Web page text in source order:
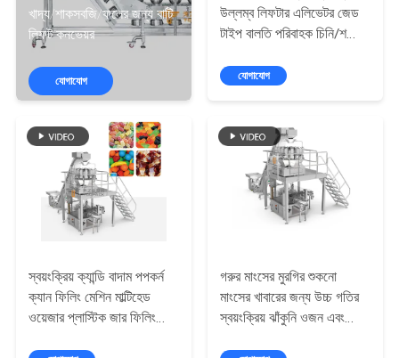
নিয়ন্ত্রণ
আমাদের
সাথে
যোগাযোগ
মামলা
একটি
খাদ্য/শাকসবজি/ফলের জন্য বাটি
লিফট কনভেয়র
যোগাযোগ
উল্লম্ব লিফটার এলিভেটর জেড
টাইপ বালতি পরিবাহক চিনি/শস্যের
যোগাযোগ
স্বয়ংক্রিয় ক্যান্ডি বাদাম পপকর্ন
ক্যান ফিলিং মেশিন মাল্টিহেড
ওয়েজার প্লাস্টিক জার ফিলিং
গরুর মাংসের মুরগির শুকনো
মাংসের খাবারের জন্য উচ্চ গতির
স্বয়ংক্রিয় ঝাঁকুনি ওজন এবং